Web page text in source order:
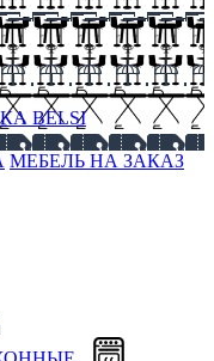
BELSI
МЕБЕЛЬ НА ЗАКАЗ